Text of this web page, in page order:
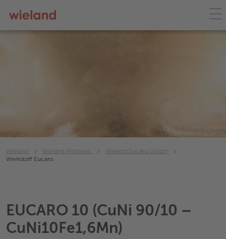
Wieland Wieland Weltweit
Wieland Eucaro GmbH
Werkstoff Eucaro
EUCARO 10 (CuNi 90/10 –
CuNi10Fe1,6Mn)